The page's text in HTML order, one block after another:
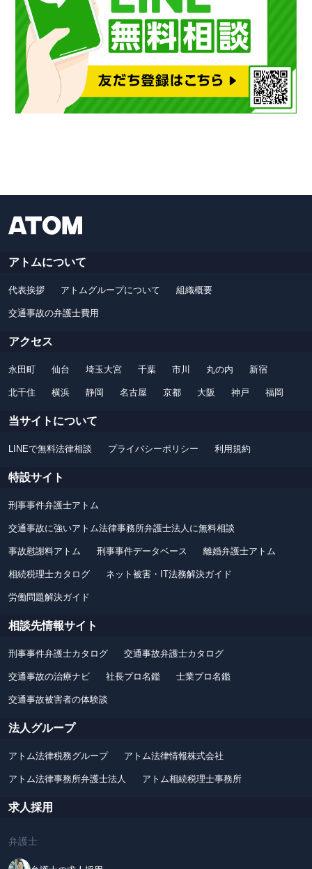
アトムについて
代表挨拶 アトムグループについて 組織概要
交通事故の弁護士費用
アクセス
永田町 仙台 埼玉大宮 千葉 市川 丸の内 新宿
北千住 横浜 静岡 名古屋 京都 大阪 神戸 福岡
当サイトについて
LINEで無料法律相談 プライバシーポリシー 利用規約
特設サイト
刑事事件弁護士アトム
交通事故に強いアトム法律事務所弁護士法人に無料相談
事故慰謝料アトム 刑事事件データベース 離婚弁護士アトム
相続税理士カタログ ネット被害・IT法務解決ガイド
労働問題解決ガイド
相談先情報サイト
刑事事件弁護士カタログ 交通事故弁護士カタログ
交通事故の治療ナビ 社長プロ名鑑 士業プロ名鑑
交通事故被害者の体験談
法人グループ
アトム法律税務グループ アトム法律情報株式会社
アトム法律事務所弁護士法人 アトム相続税理士事務所
求人採用
弁護士